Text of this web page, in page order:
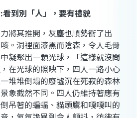
:看到別「人」，要有禮貌
將其推開，灰塵也順勢衝了出
。洞裡面漆黑而陰森，令人毛骨
凝聚出一顆光球，「這樣就沒問
在光球的照映下，四人一路小心
堆堆倒塌的廢墟沉在死寂的森林
象截然不同。四人仍維持著應有
吊著的蝙蝠、貓頭鷹和嘎嘎叫的